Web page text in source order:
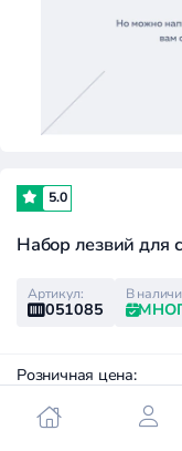
5.0
Набор лезвий для
Артикул:
051085
В
Розничная цена:
100 ₽